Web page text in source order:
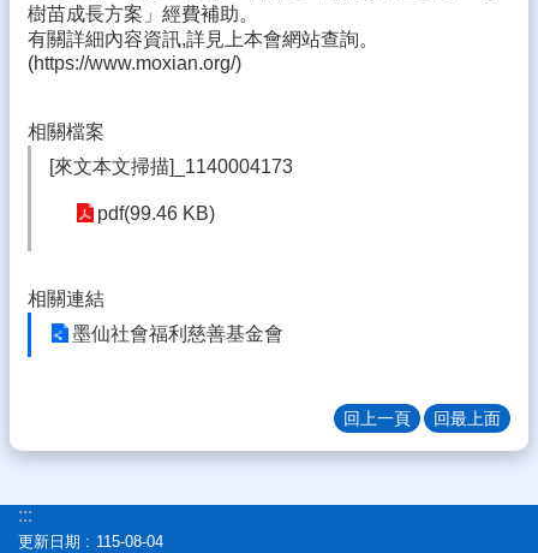
學
生
專
校
園
校
E
進
軟
樹苗成長方案」經費補助。
有關詳細內容資訊,詳見上本會網站查詢。
(https://www.moxian.org/)
相關檔案
[來文本文掃描]_1140004173
pdf(99.46 KB)
相關連結
墨仙社會福利慈善基金會
回上一頁 回最上面
:::
更新日期 115-08-04